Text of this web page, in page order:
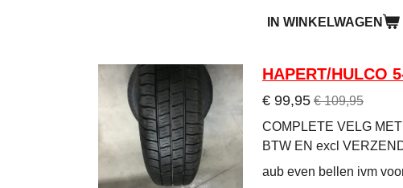
IN WINKELWAGEN
HAPERT/HULCO
€ 99,95 € 109,95
COMPLETE VELG
BTW EN excl
aub even bellen ivm